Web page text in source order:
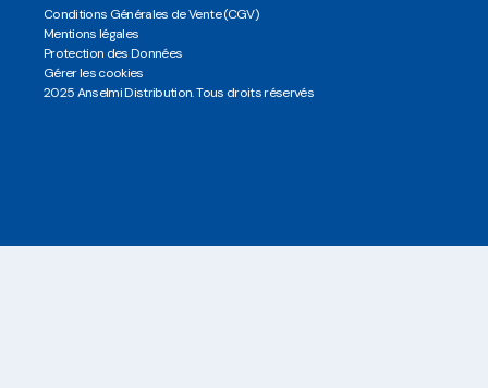
Conditions Générales de Vente (CGV)
Mentions légales
Protection des Données
Gérer les cookies
2025 Anselmi Distribution. Tous droits réservés